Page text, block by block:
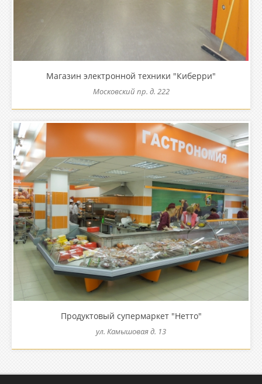
Магазин электронной техники "Киберри"
Московский пр. д. 222
Продуктовый супермаркет "Нетто"
ул. Камышовая д. 13